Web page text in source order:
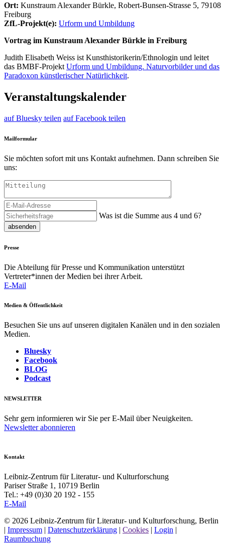
Ort: Kunstraum Alexander Bürkle, Robert-Bunsen-Strasse 5, 79108
Freiburg
ZfL-Projekt(e): Urform und Umbildung
Vortrag im Kunstraum Alexander Bürkle in Freiburg
Judith Elisabeth Weiss ist Kunsthistorikerin/Ethnologin und leitet
das BMBF-Projekt Urform und Umbildung. Naturvorbilder und das
Paradoxon künstlerischer Natürlichkeit.
Veranstaltungskalender
auf Bluesky teilen auf Facebook teilen
Mailformular
Sie möchten sofort mit uns Kontakt aufnehmen. Dann schreiben Sie
uns:
Was ist die Summe aus 4 und 6?
absenden
Presse
Die Abteilung für Presse und Kommunikation unterstützt
Vertreter*innen der Medien bei ihrer Arbeit.
E-Mail
Medien & Öffentlichkeit
Besuchen Sie uns auf unseren digitalen Kanälen und in den sozialen
Medien.
Bluesky
Facebook
BLOG
Podcast
NEWSLETTER
Sehr gern informieren wir Sie per E-Mail über Neuigkeiten.
Newsletter abonnieren
Kontakt
Leibniz-Zentrum für Literatur- und Kulturforschung
Pariser Straße 1, 10719 Berlin
Tel.: +49 (0)30 20 192 - 155
E-Mail
© 2026 Leibniz-Zentrum für Literatur- und Kulturforschung, Berlin
| Impressum | Datenschutzerklärung | Cookies | Login |
Raumbuchung